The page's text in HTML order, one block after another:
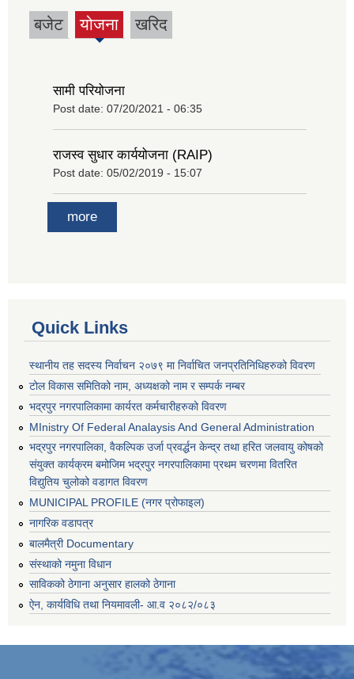
बजेट योजना
(active
खरिद
सामी परियोजना
Post date: 07/20/2021 - 06:35
राजस्व सुधार कार्ययोजना (RAIP)
Post date: 05/02/2019 - 15:07
more
Quick Links
स्थानीय तह सदस्य निर्वाचन २०७९ मा निर्वाचित जनप्रतिनिधिहरुको विवरण
टोल विकास समितिको नाम, अध्यक्षको नाम र सम्पर्क नम्बर
भद्रपुर नगरपालिकामा कार्यरत कर्मचारीहरुको विवरण
MInistry Of Federal Analaysis And General Administration
भद्रपुर नगरपालिका, वैकल्पिक उर्जा प्रवर्द्धन केन्द्र तथा हरित जलवायु कोषको
संयुक्त कार्यक्रम बमोजिम भद्रपुर नगरपालिकामा प्रथम चरणमा वितरित
विद्युतिय चुलोको वडागत विवरण
MUNICIPAL PROFILE (नगर प्रोफाइल)
नागरिक वडापत्र
बालमैत्री Documentary
संस्थाको नमुना विधान
साविकको ठेगाना अनुसार हालको ठेगाना
ऐन, कार्यविधि तथा नियमावली- आ.व २०८२/०८३